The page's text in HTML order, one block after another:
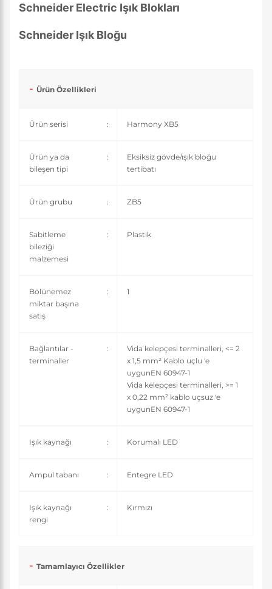
Schneider Electric Işık Blokları
Schneider Işık Bloğu
Ürün Özellikleri
Ürün serisi : Harmony XB5
Ürün ya da
bileşen tipi
:
Eksiksiz gövde/ışık bloğu
tertibatı
Ürün grubu : ZB5
Sabitleme
bileziği
malzemesi
: Plastik
Bölünemez
miktar başına
satış
: 1
Bağlantılar -
terminaller
:
Vida kelepçesi terminalleri, <= 2
x 1,5 mm² Kablo uçlu 'e
uygunEN 60947-1
Vida kelepçesi terminalleri, >= 1
x 0,22 mm² kablo uçsuz 'e
uygunEN 60947-1
Işık kaynağı : Korumalı LED
Ampul tabanı : Entegre LED
Işık kaynağı
rengi
: Kırmızı
Tamamlayıcı Özellikler